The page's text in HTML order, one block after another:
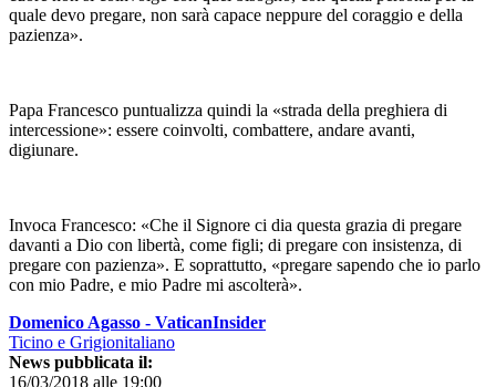
quale devo pregare, non sarà capace neppure del coraggio e della
pazienza».
Papa Francesco puntualizza quindi la «strada della preghiera di
intercessione»: essere coinvolti, combattere, andare avanti,
digiunare.
Invoca Francesco: «Che il Signore ci dia questa grazia di pregare
davanti a Dio con libertà, come figli; di pregare con insistenza, di
pregare con pazienza». E soprattutto, «pregare sapendo che io parlo
con mio Padre, e mio Padre mi ascolterà».
Domenico Agasso - VaticanInsider
Ticino e Grigionitaliano
News pubblicata il:
16/03/2018 alle 19:00